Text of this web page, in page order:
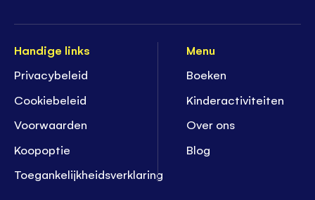
Handige links
Privacybeleid
Cookiebeleid
Voorwaarden
Koopoptie
Toegankelijkheidsverklaring
Menu
Boeken
Kinderactiviteiten
Over ons
Blog